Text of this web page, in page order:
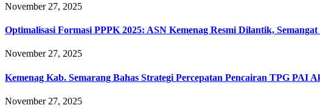
November 27, 2025
Optimalisasi Formasi PPPK 2025: ASN Kemenag Resmi Dilantik,
November 27, 2025
Kemenag Kab. Semarang Bahas Strategi Percepatan Pencairan TPG PAI
November 27, 2025